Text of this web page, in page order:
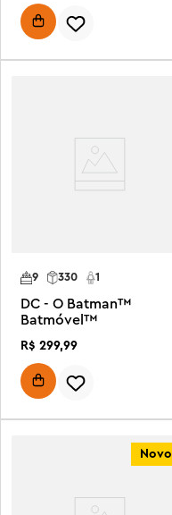
1
9 330
DC - O Batman™
Batmóvel™
R$ 299,99
Novo